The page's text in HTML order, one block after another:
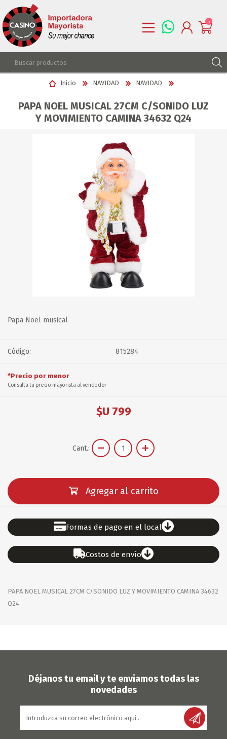
REGISTRARSE
LISTA DE DESEOS
0
Inicio NAVIDAD NAVIDAD
PAPA NOEL MUSICAL 27CM C/SONIDO LUZ
Y MOVIMIENTO CAMINA 34632 Q24
Papa Noel musical
Código: 815284
*Precio por menor
Consulta tu precio mayorista al vendedor
$U 799
Cant.:
Agregar al carrito
Formas de pago en el local
Costos de envío
PAPA NOEL MUSICAL 27CM C/SONIDO LUZ Y MOVIMIENTO CAMINA 34632
Q24
Déjanos tu email y te enviamos todas las
novedades